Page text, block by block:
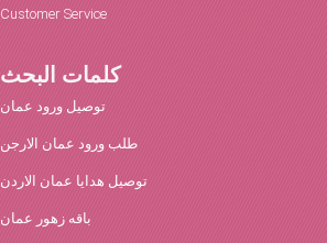
Customer Service
كلمات البحث
توصيل ورود عمان
طلب ورود عمان الارجن
توصيل هدايا عمان الاردن
باقه زهور عمان